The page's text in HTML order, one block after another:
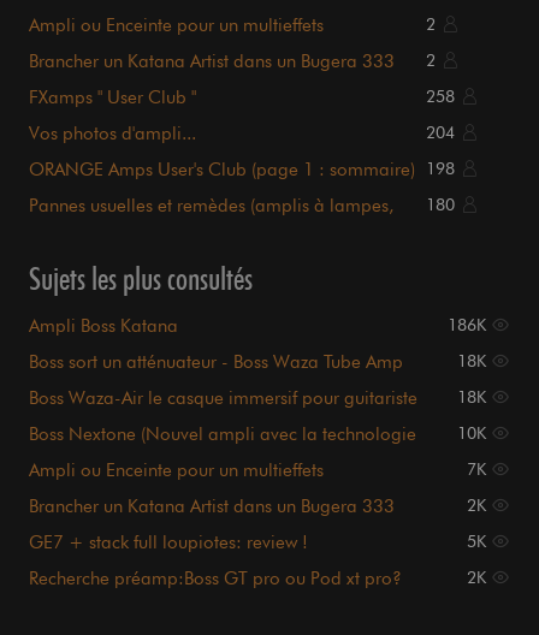
Ampli ou Enceinte pour un multieffets 2
Brancher un Katana Artist dans un Bugera 333 2
FXamps " User Club " 258
Vos photos d'ampli... 204
ORANGE Amps User's Club (page 1 : sommaire) 198
Pannes usuelles et remèdes (amplis à lampes,
180
Sujets les plus consultés
Ampli Boss Katana 186K
Boss sort un atténuateur - Boss Waza Tube Amp
18K
Boss Waza-Air le casque immersif pour guitariste 18K
Boss Nextone (Nouvel ampli avec la technologie
10K
Ampli ou Enceinte pour un multieffets 7K
Brancher un Katana Artist dans un Bugera 333 2K
GE7 + stack full loupiotes: review ! 5K
Recherche préamp:Boss GT pro ou Pod xt pro?
2K